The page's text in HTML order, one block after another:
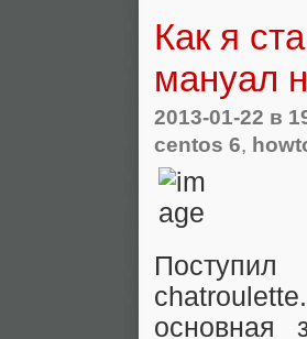
Как я
мануал
2013-01-22 в
centos 6,
основная